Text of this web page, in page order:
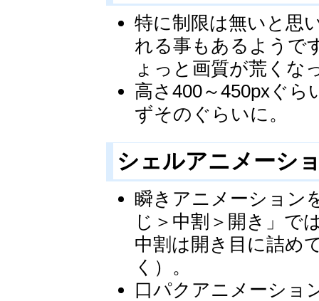
特に制限は無いと思
れる事もあるようで
ょっと画質が荒くな
高さ400～450pxぐ
ずそのぐらいに。
シェルアニメーシ
瞬きアニメーション
じ＞中割＞開き」で
中割は開き目に詰め
く）。
口パクアニメーショ